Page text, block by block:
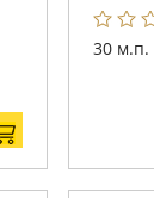
30 м.п.